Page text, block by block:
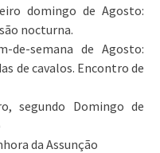
domingo de Agosto:
nocturna.
de-semana de Agosto:
de cavalos. Encontro de
segundo Domingo de
da Assunção